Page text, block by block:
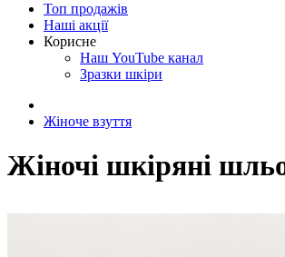
Топ продажів
Наші акції
Корисне
Наш YouTube канал
Зразки шкіри
Жіноче взуття
Жіночі шкіряні